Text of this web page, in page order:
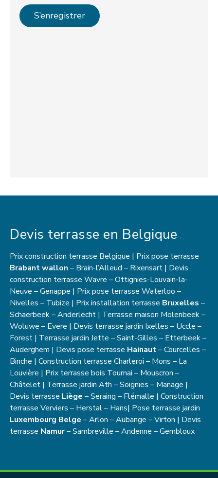
S’enregistrer
Devis terrasse en Belgique
Prix construction terrasse Belgique | Prix pose terrasse
Brabant wallon – Brain-l’Alleud – Rixensart | Devis
construction terrasse Wavre – Ottignies-Louvain-la-
Neuve – Genappe | Prix pose terrasse Waterloo –
Nivelles – Tubize | Prix installation terrasse Bruxelles –
Schaerbeek – Anderlecht | Terrasse maison Molenbeek –
Woluwe – Evere | Devis terrasse jardin Ixelles – Uccle –
Forest | Terrasse jardin Jette – Saint-Gilles – Etterbeek –
Auderghem | Devis pose terrasse Hainaut– Courcelles –
Binche | Construction terrasse Charleroi – Mons – La
Louvière | Prix terrasse bois Tournai – Mouscron –
Châtelet | Terrasse jardin Ath – Soignies – Manage |
Devis terrasse Liège – Seraing – Flémalle | Construction
terrasse Verviers – Herstal – Hans| Pose terrasse jardin
Luxembourg Belge – Arlon – Aubange – Virton | Devis
terrasse Namur– Sambreville – Andenne – Gembloux